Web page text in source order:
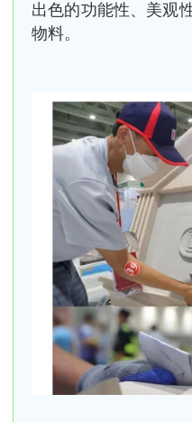
出色的功能性、美观
物料。